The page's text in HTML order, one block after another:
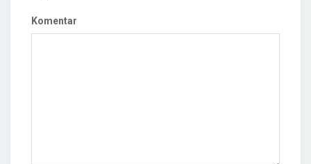
Komentar